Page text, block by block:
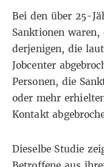
Bei den über 25-
Sanktionen
derjenigen, die
Jobcenter
Personen, die
oder mehr
Kontakt
Dieselbe Studie